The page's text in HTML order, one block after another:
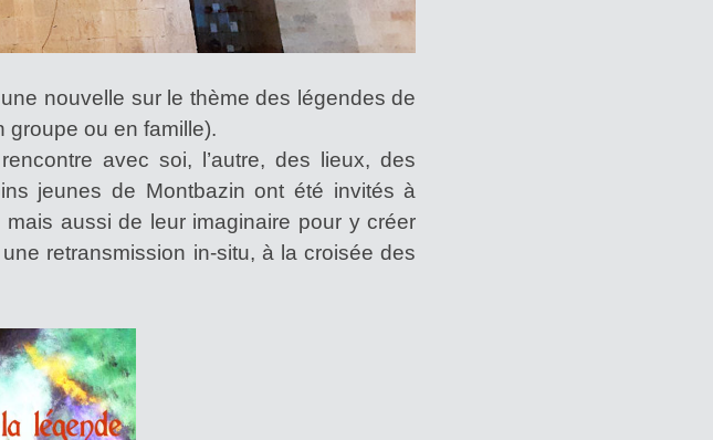
nouvelle sur le thème des légendes de
groupe ou en famille).
avec soi, l’autre, des lieux, des
jeunes de Montbazin ont été invités à
aussi de leur imaginaire pour y créer
retransmission in-situ, à la croisée des